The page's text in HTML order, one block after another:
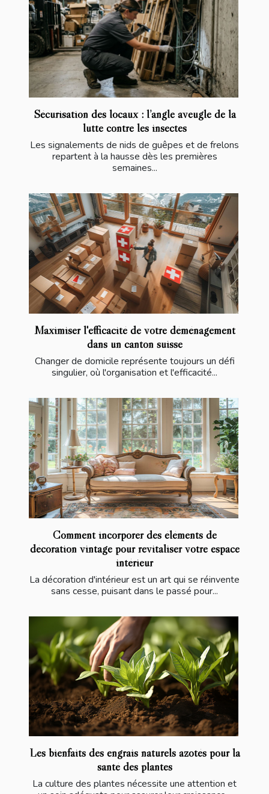
Sécurisation des locaux : l’angle aveugle de la
lutte contre les insectes
Les signalements de nids de guêpes et de frelons
repartent à la hausse dès les premières
semaines...
Maximiser l'efficacité de votre déménagement
dans un canton suisse
Changer de domicile représente toujours un défi
singulier, où l'organisation et l'efficacité...
Comment incorporer des éléments de
décoration vintage pour revitaliser votre espace
intérieur
La décoration d'intérieur est un art qui se réinvente
sans cesse, puisant dans le passé pour...
Les bienfaits des engrais naturels azotés pour la
santé des plantes
La culture des plantes nécessite une attention et